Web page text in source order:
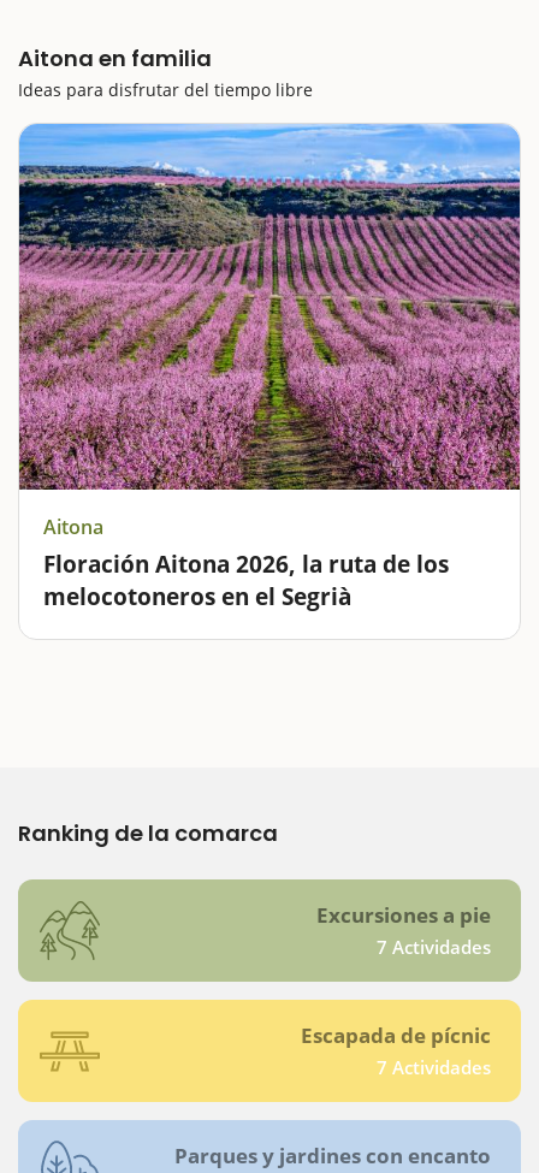
Aitona en familia
Ideas para disfrutar del tiempo libre
Aitona
Floración Aitona 2026, la ruta de los
melocotoneros en el Segrià
¿Te imaginas pasear entre campos de melocotoneros
Ranking de la comarca
Excursiones a pie
7 Actividades
Escapada de pícnic
7 Actividades
Parques y jardines con encanto